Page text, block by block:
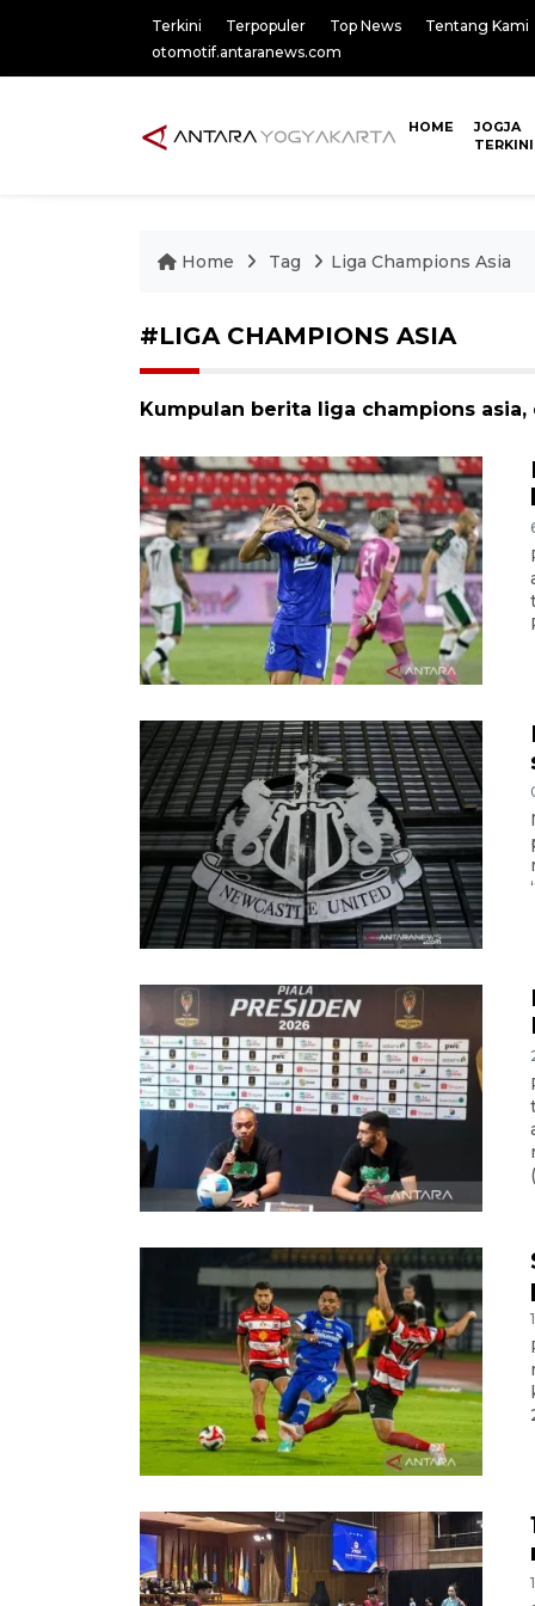
Terkini Terpopuler Top News
Tentang Kami
otomotif.antaranews.com
HOME
JOGJA
TERKINI
Home Tag Liga Champions Asia
#LIGA CHAMPIONS ASIA
Kumpulan berita liga champions asia,